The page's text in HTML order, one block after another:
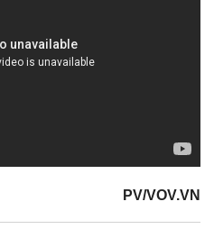
E-Magazine
PV/VOV.VN